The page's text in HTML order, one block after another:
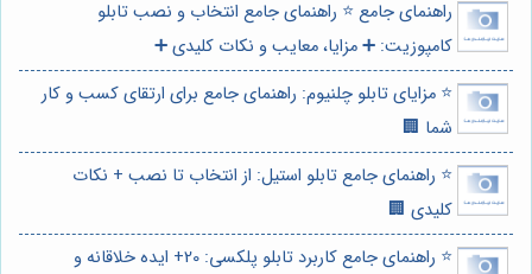
راهنمای جامع ⭐️ راهنمای جامع انتخاب و نصب تابلو
کامپوزیت: ➕ مزایا، معایب و نکات کلیدی ➕
⭐️ مزایای تابلو چلنیوم: راهنمای جامع برای ارتقای کسب و کار
شما 🏢
⭐️ راهنمای جامع تابلو استیل: از انتخاب تا نصب + نکات
کلیدی 🏢
⭐️ راهنمای جامع کاربرد تابلو پلکسی: 20+ ایده خلاقانه و